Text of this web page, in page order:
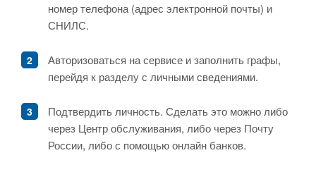
номер телефона (адрес электронной почты) и
СНИЛС.
Авторизоваться на сервисе и заполнить графы,
перейдя к разделу с личными сведениями.
Подтвердить личность. Сделать это можно либо
через Центр обслуживания, либо через Почту
России, либо с помощью онлайн банков.